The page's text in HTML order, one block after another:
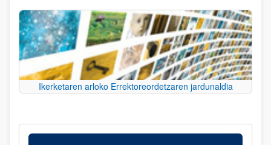
Ikerketaren arloko Errektoreordetzaren jardunaldia